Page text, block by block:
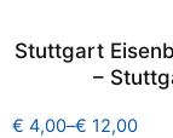
Stuttgart
–
€ 4,00–€ 12,00